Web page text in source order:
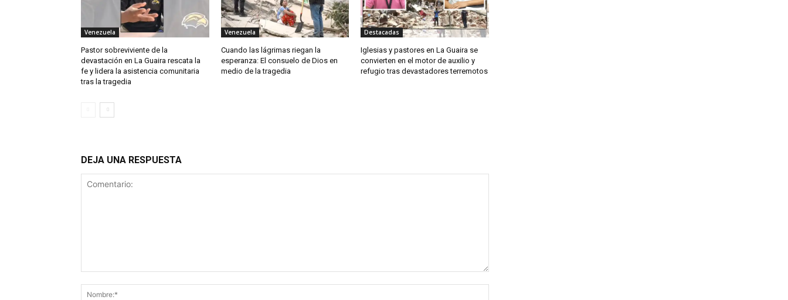
Venezuela
Pastor sobreviviente de la
devastación en La Guaira rescata la
fe y lidera la asistencia comunitaria
tras la tragedia
Venezuela
Cuando las lágrimas riegan la
esperanza: El consuelo de Dios en
medio de la tragedia
Destacadas
Iglesias y pastores en La Guaira se
convierten en el motor de auxilio y
refugio tras devastadores terremotos
DEJA UNA RESPUESTA